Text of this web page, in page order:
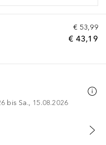
€ 53,99
€ 43,19
bis Sa., 15.08.2026